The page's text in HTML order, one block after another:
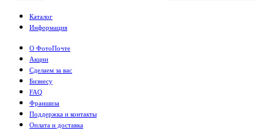
Каталог
Информация
О ФотоПочте
Акции
Сделаем за вас
Бизнесу
FAQ
Франшиза
Поддержка и контакты
Оплата и доставка